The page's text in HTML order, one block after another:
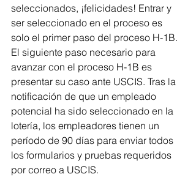
seleccionados, ¡felicidades! Entrar y
ser seleccionado en el proceso es
solo el primer paso del proceso H-1B.
El siguiente paso necesario para
avanzar con el proceso H-1B es
presentar su caso ante USCIS. Tras la
notificación de que un empleado
potencial ha sido seleccionado en la
lotería, los empleadores tienen un
período de 90 días para enviar todos
los formularios y pruebas requeridos
por correo a USCIS.